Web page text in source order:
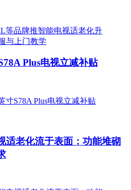
Plus电视立减补贴
适老化流于表面：功能堆砌